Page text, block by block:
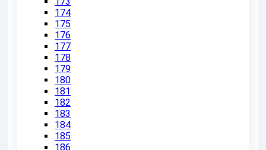
174
175
176
177
178
179
180
181
182
183
184
185
186